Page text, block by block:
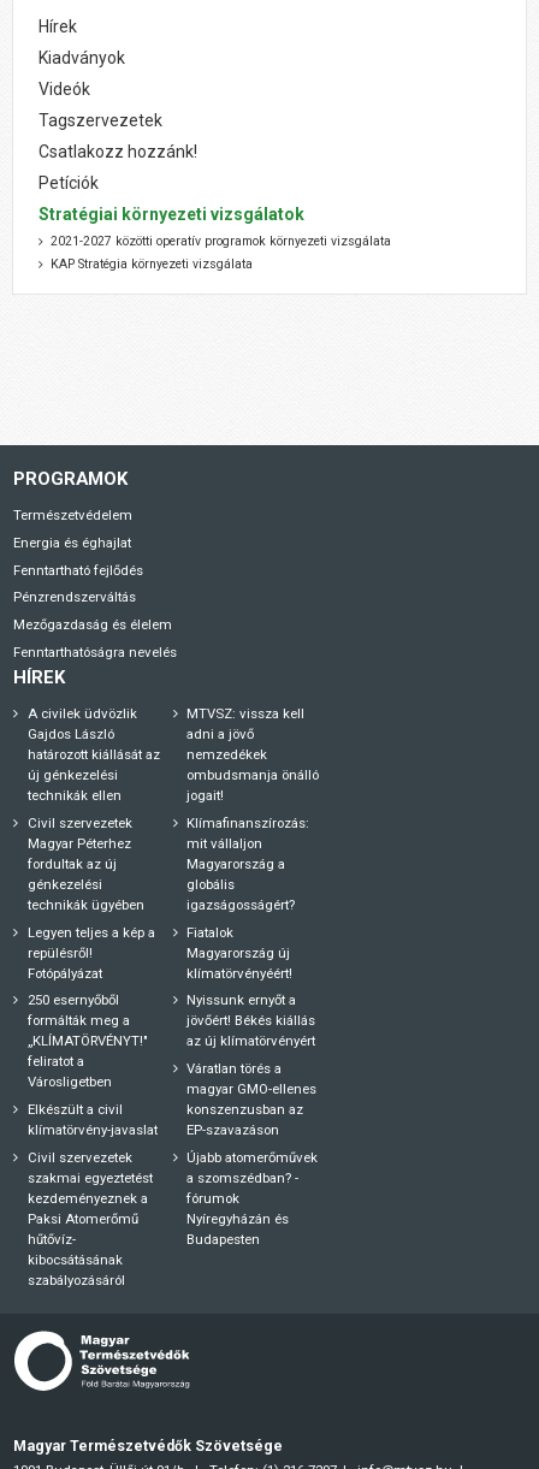
Hírek
Kiadványok
Videók
Tagszervezetek
Csatlakozz hozzánk!
Petíciók
Stratégiai környezeti vizsgálatok
2021-2027 közötti operatív programok környezeti vizsgálata
KAP Stratégia környezeti vizsgálata
PROGRAMOK
Természetvédelem
Energia és éghajlat
Fenntartható fejlődés
Pénzrendszerváltás
Mezőgazdaság és élelem
Fenntarthatóságra nevelés
HÍREK
A civilek üdvözlik
Gajdos László
határozott kiállását az
új génkezelési
technikák ellen
Civil szervezetek
Magyar Péterhez
fordultak az új
génkezelési
technikák ügyében
Legyen teljes a kép a
repülésről!
Fotópályázat
250 esernyőből
formálták meg a
„KLÍMATÖRVÉNYT!"
feliratot a
Városligetben
Elkészült a civil
klímatörvény-javaslat
Civil szervezetek
szakmai egyeztetést
kezdeményeznek a
Paksi Atomerőmű
hűtővíz-
kibocsátásának
szabályozásáról
MTVSZ: vissza kell
adni a jövő
nemzedékek
ombudsmanja önálló
jogait!
Klímafinanszírozás:
mit vállaljon
Magyarország a
globális
igazságosságért?
Fiatalok
Magyarország új
klímatörvényéért!
Nyissunk ernyőt a
jövőért! Békés kiállás
az új klímatörvényért
Váratlan törés a
magyar GMO-ellenes
konszenzusban az
EP-szavazáson
Újabb atomerőművek
a szomszédban? -
fórumok
Nyíregyházán és
Budapesten
Magyar Természetvédők Szövetsége